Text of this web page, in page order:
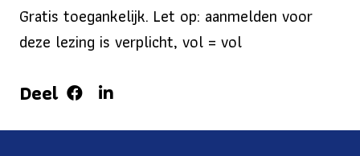
Gratis toegankelijk. Let op: aanmelden voor
deze lezing is verplicht, vol = vol
Deel